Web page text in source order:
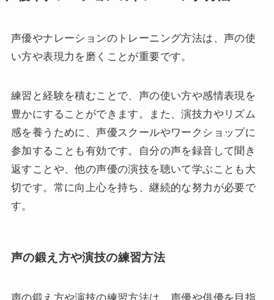
声優やナレーションのトレーニング方法は、声の使
い方や表現力を磨くことが重要です。
練習と経験を積むことで、声の使い方や感情表現を
豊かにすることができます。また、演技力やリズム
感を養うために、声優スクールやワークショップに
参加することも有効です。自分の声を録音して聞き
返すことや、他の声優の演技を聴いて学ぶことも大
切です。常に向上心を持ち、継続的な努力が必要で
す。
声の鍛え方や演技の練習方法